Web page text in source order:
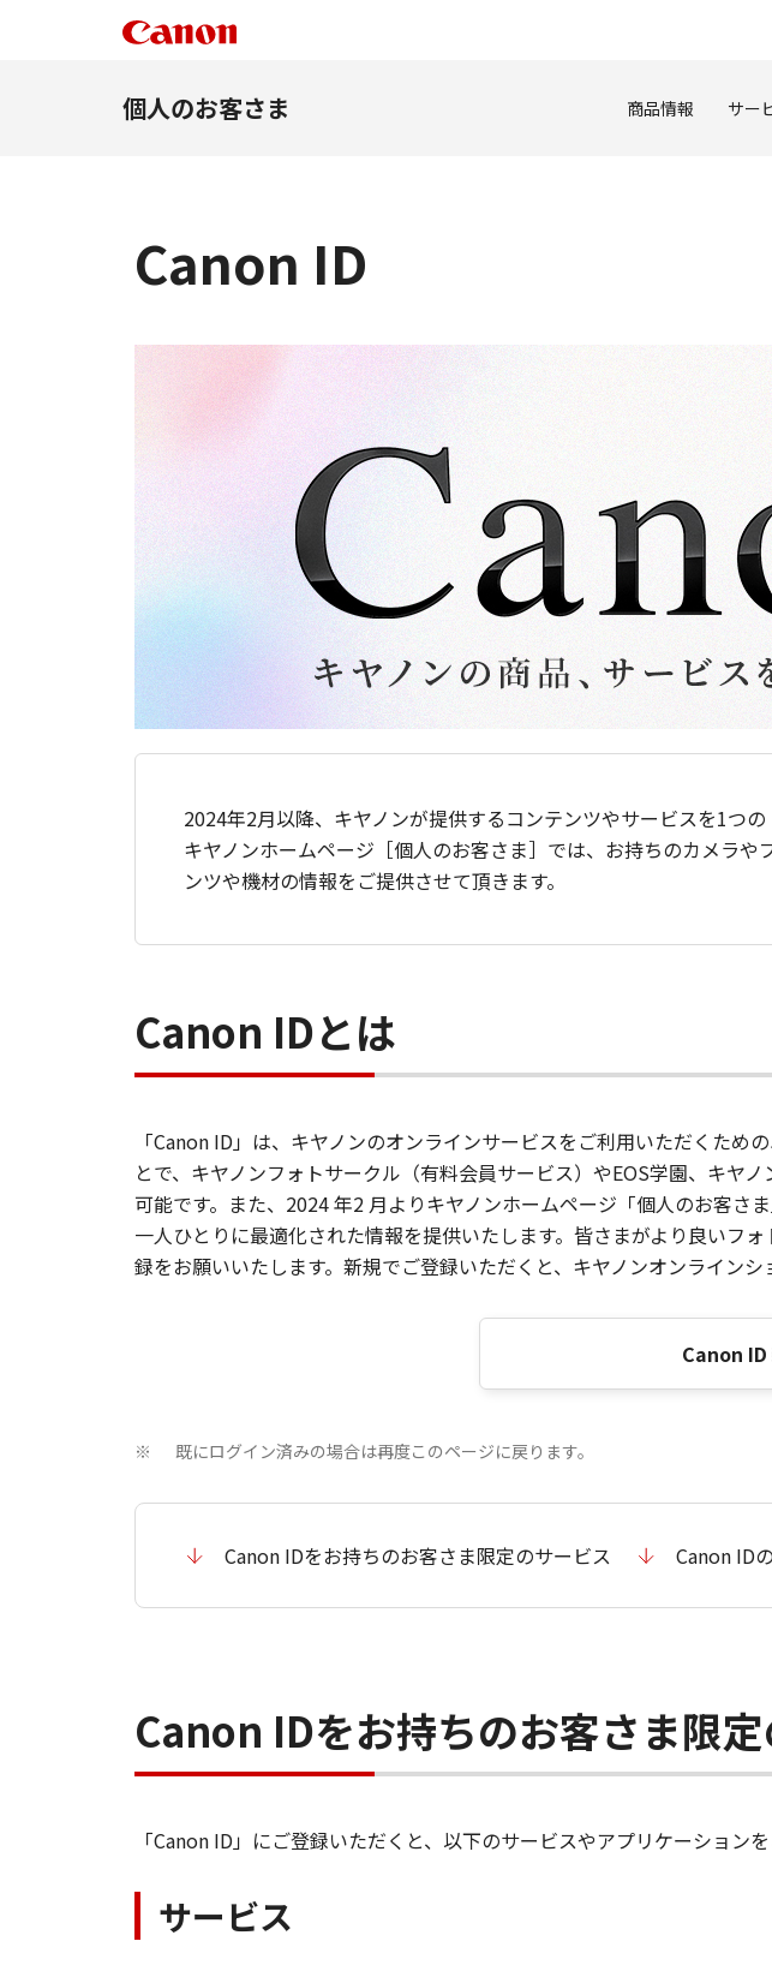
個人のお客さま 商品情報 サー
Canon ID
2024年2月以降、キヤノンが提供するコンテンツやサービスを1つ
キヤノンホームページ［個人のお客さま］では、お持ちのカメラ
ンツや機材の情報をご提供させて頂きます。
Canon IDとは
「Canon ID」は、キヤノンのオンラインサービスをご利用いただくた
とで、キヤノンフォトサークル（有料会員サービス）やEOS学園、キヤ
可能です。また、2024 年2 月よりキヤノンホームページ「個人のお客
一人ひとりに最適化された情報を提供いたします。皆さまがより良いフ
録をお願いいたします。新規でご登録いただくと、キヤノンオンライン
Canon ID
※ 既にログイン済みの場合は再度このページに戻ります。
Canon IDをお持ちのお客さま限定のサービス Canon ID
Canon IDをお持ちのお客さま限
「Canon ID」にご登録いただくと、以下のサービスやアプリケーションを
サービス